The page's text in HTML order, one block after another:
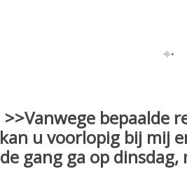
>>Vanwege bepaalde
kan u voorlopig bij mij
de gang ga op